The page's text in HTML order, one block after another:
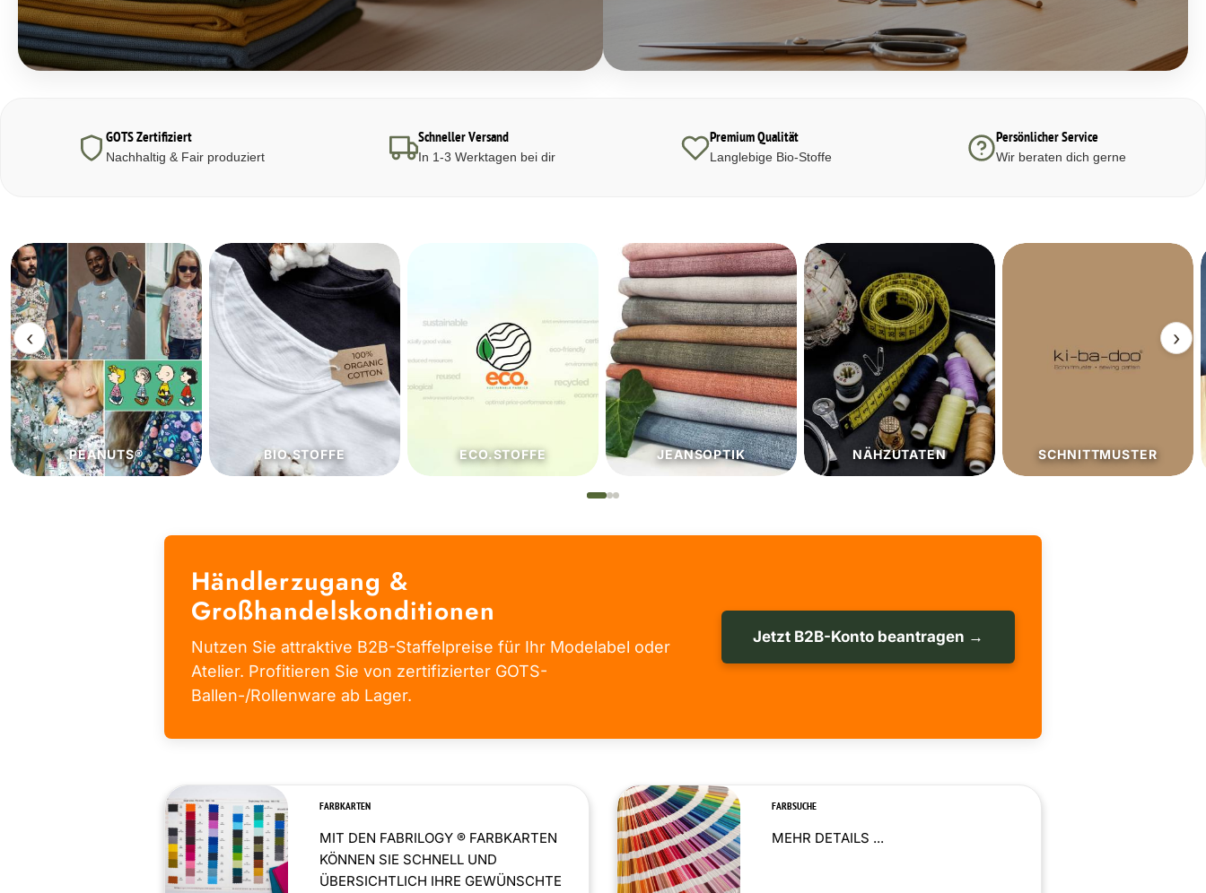
GOTS Zertifiziert
Nachhaltig & Fair produziert
Schneller Versand
In 1-3 Werktagen bei dir
Premium Qualität
Langlebige Bio-Stoffe
Persönlicher Service
Wir beraten dich gerne
‹
BIO.STOFFE ECO.STOFFE JEANSOPTIK NÄHZUTATEN SCHNITTMUSTER SALE%
›
Händlerzugang &
Großhandelskonditionen
Nutzen Sie attraktive B2B-Staffelpreise für Ihr Modelabel oder
Atelier. Profitieren Sie von zertifizierter GOTS-
Ballen-/Rollenware ab Lager.
Jetzt B2B-Konto beantragen →
FARBKARTEN
MIT DEN FABRILOGY ® FARBKARTEN
KÖNNEN SIE SCHNELL UND
ÜBERSICHTLICH IHRE GEWÜNSCHTE
FARBSUCHE
MEHR DETAILS ...